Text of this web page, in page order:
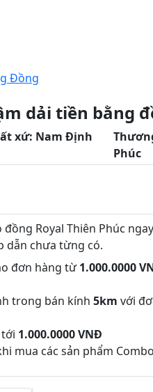
Đồng
dải tiền bằng
xứ: Nam Định
Phúc
Royal Thiên Phúc
dẫn chưa từng có.
đơn hàng từ1.000.0000
trong bán kính5km với
1.000.0000 VNĐ
mua các sản phẩm Combo